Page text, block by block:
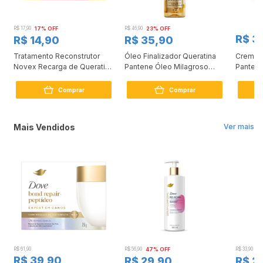
R$ 17,90 17% OFF
R$ 14,90
Tratamento Reconstrutor
Novex Recarga de Queratina
Comprar
R$ 46,90 23% OFF
R$ 35,90
Óleo Finalizador Queratina
Pantene Óleo Milagroso
Comprar
R$
Creme
Ver mais
Mais Vendidos
R$ 61,90
R$ 39,90
R$ 56,90 47% OFF R$ 33,90